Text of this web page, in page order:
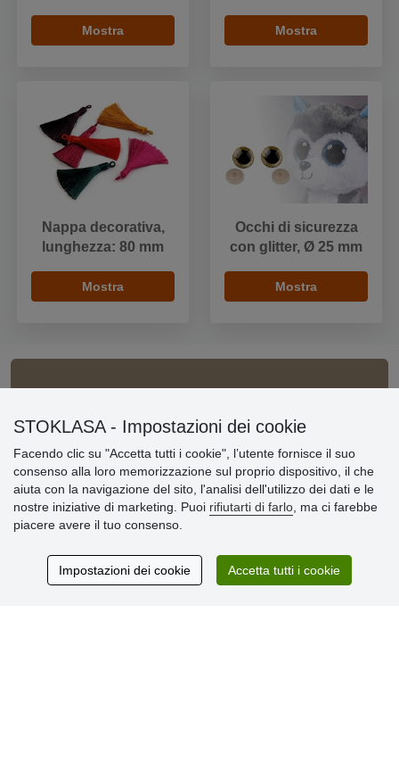
Mostra Mostra
Nappa decorativa,
lunghezza: 80 mm
Mostra
Occhi di sicurezza
con glitter, Ø 25 mm
Mostra
» Impostazioni dei cookie
» Termini & Condizioni
» Informativa sulla Privacy
» Consegna e pagamento
» Garanzia e resi
» Programma fedeltà
Recensioni
STOKLASA - Impostazioni dei cookie
Facendo clic su "Accetta tutti i cookie", l’utente fornisce il suo
consenso alla loro memorizzazione sul proprio dispositivo, il che
aiuta con la navigazione del sito, l'analisi dell'utilizzo dei dati e le
nostre iniziative di marketing. Puoi rifiutarti di farlo , ma ci farebbe
piacere avere il tuo consenso.
Impostazioni dei cookie Accetta tutti i cookie